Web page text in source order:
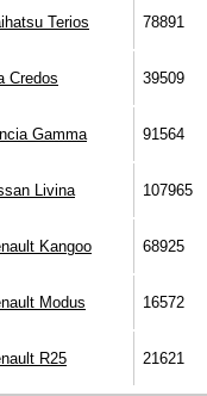
Terios 78891
Credos 39509
Gamma 91564
Livina 107965
Kangoo 68925
Modus 16572
R25 21621